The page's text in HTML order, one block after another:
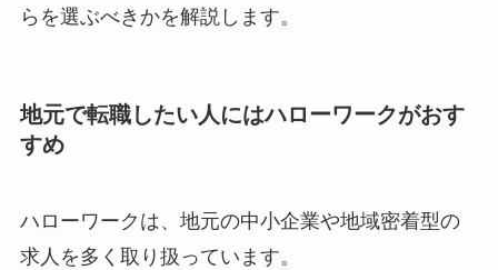
らを選ぶべきかを解説します。
地元で転職したい人にはハローワークがおす
すめ
ハローワークは、地元の中小企業や地域密着型の
求人を多く取り扱っています。